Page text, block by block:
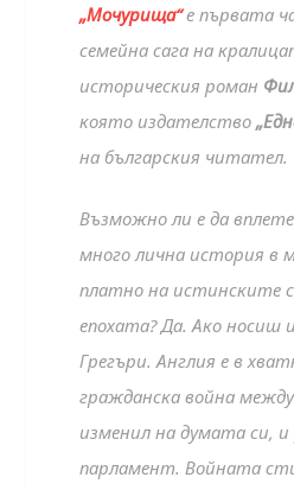
„Мочурища“е първата
семейна сага на
историческия роман
която издателство
на българския читател.
Възможно ли е да
много лична история в
платно на истинските
епохата? Да. Ако носиш
Грегъри. Англия е в
гражданска война
изменил на думата си, и
парламент. Войната